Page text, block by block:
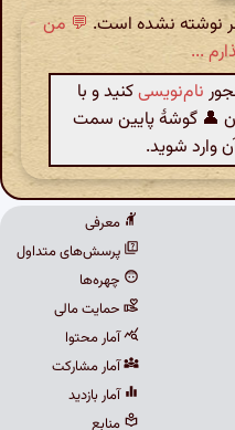
نوشته نشده است. 💬 من
...
نام‌نویسیکنید و با
👤 گوشهٔ پایین سمت
شوید.
معرفی
پرسش‌های متداول
چهره‌ها
حمایت مالی
آمار محتوا
آمار مشارکت
آمار بازدید
منابع